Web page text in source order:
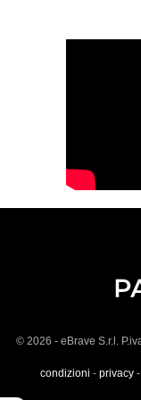
© 2026 - eBrave S.r.l.
condizioni - privacy-